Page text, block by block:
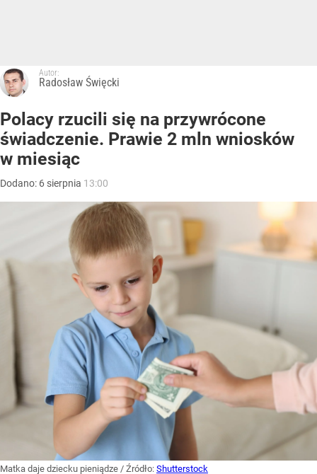
Autor:
Radosław Święcki
Polacy rzucili się na przywrócone
świadczenie. Prawie 2 mln wniosków
w miesiąc
Dodano: 6 sierpnia 13:00
Matka daje dziecku pieniądze / Źródło: Shutterstock